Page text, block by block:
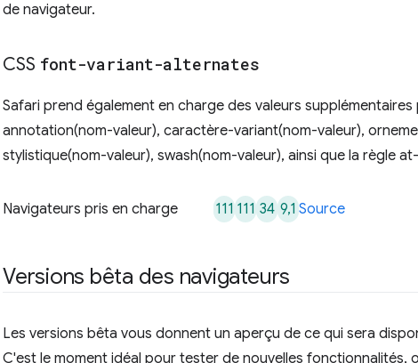
de navigateur.
CSS font-variant-alternates
Safari prend également en charge des valeurs
annotation(nom-valeur), caractère-variant(nom-valeur),
stylistique(nom-valeur), swash(nom-valeur), ainsi que la règle
Navigateurs pris en charge 111 111 34 9,1 Source
Versions bêta des navigateurs
Les versions bêta vous donnent un aperçu de ce qui sera
C'est le moment idéal pour tester de nouvelles